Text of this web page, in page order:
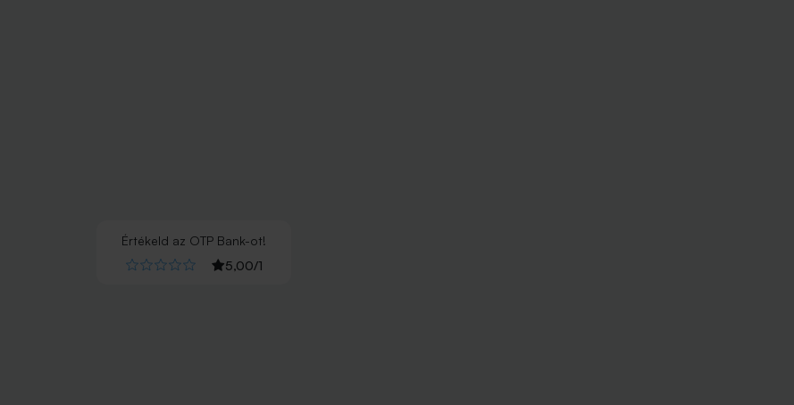
Értékeld az OTP Bank-ot!
5,00/1